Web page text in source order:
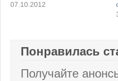
07.10.2012
Понравилась
Получайте